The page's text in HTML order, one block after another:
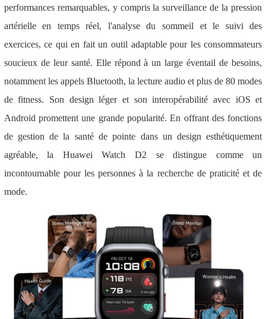
performances remarquables, y compris la surveillance de la pression
artérielle en temps réel, l'analyse du sommeil et le suivi des
exercices, ce qui en fait un outil adaptable pour les consommateurs
soucieux de leur santé. Elle répond à un large éventail de besoins,
notamment les appels Bluetooth, la lecture audio et plus de 80 modes
de fitness. Son design léger et son interopérabilité avec iOS et
Android promettent une grande popularité. En offrant des fonctions
de gestion de la santé de pointe dans un design esthétiquement
agréable, la Huawei Watch D2 se distingue comme un
incontournable pour les personnes à la recherche de praticité et de
mode.